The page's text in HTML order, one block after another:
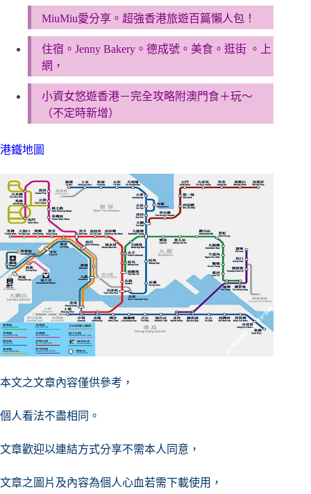
MiuMiu愛分享。超強香港旅遊百篇懶人包！
住宿。Jenny Bakery。德成號。美食。逛街 。上
網，
小資女悠遊香港－完全攻略附澳門食＋玩～
（不定時新增）
港鐵地圖
本文之文章內容僅供參考，
個人看法不盡相同。
文章歡迎以連結方式分享不需本人同意，
文章之圖片及內容為個人心血若需下載使用，